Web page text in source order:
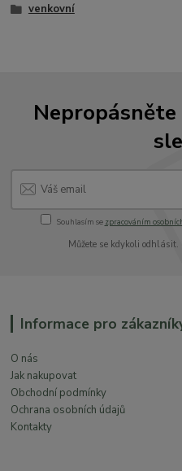
venkovní
Nepropásněte
Souhlasím se zpracováním
Můžete se kdykoli
Informace pro
O nás
Jak nakupovat
Obchodní podmínky
Ochrana osobních údajů
Kontakty